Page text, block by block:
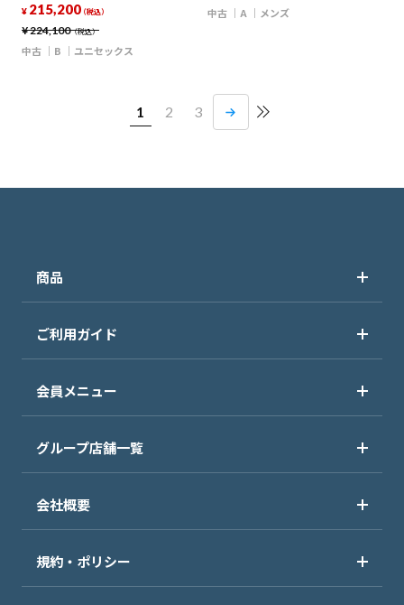
¥224,100（税込）
¥ 215,200（税込）
中古 B ユニセックス
中古 A メンズ
1 2 3
商品
ご利用ガイド
会員メニュー
グループ店舗一覧
会社概要
規約・ポリシー